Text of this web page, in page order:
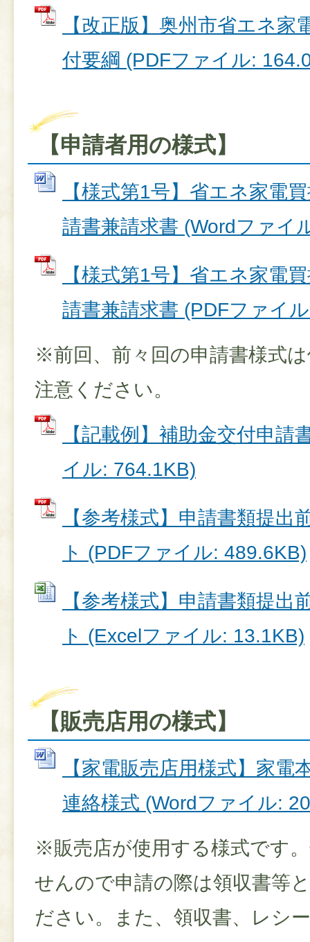
【改正版】奥州市省エネ家
付要綱 (PDFファイル:
【申請者用の様式】
【様式第1号】省エネ家電
請書兼請求書 (Wordファイ
【様式第1号】省エネ家電
請書兼請求書 (PDFファイ
※前回、前々回の申請書様式
注意ください。
【記載例】補助金交付申請
イル: 764.1KB)
【参考様式】申請書類提出
ト (PDFファイル: 489.6KB)
【参考様式】申請書類提出
ト (Excelファイル: 13.1KB)
【販売店用の様式】
【家電販売店用様式】家電
連絡様式 (Wordファイル:
※販売店が使用する様式です
せんので申請の際は領収書等
ださい。また、領収書、レシ